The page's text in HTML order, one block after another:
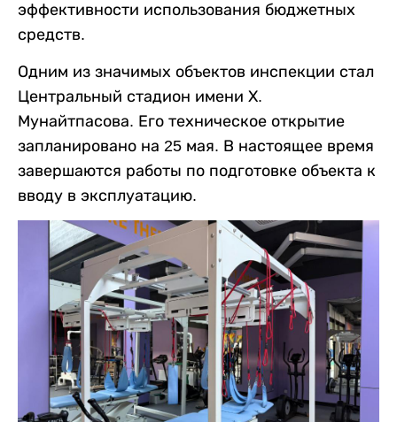
эффективности использования бюджетных
средств.
Одним из значимых объектов инспекции стал
Центральный стадион имени Х.
Мунайтпасова. Его техническое открытие
запланировано на 25 мая. В настоящее время
завершаются работы по подготовке объекта к
вводу в эксплуатацию.